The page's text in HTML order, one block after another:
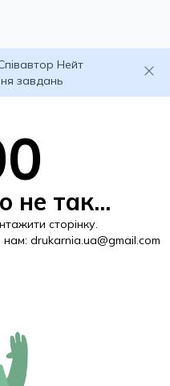
Нейт
завдань
не так...
сторінку.
нам: drukarnia.ua@gmail.com